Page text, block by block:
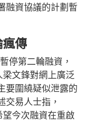
融資協議的計劃暫
瘋傳
停第二輪融資，
文鋒對網上廣泛
要圍繞疑似泄露的
交易人士指，
今次融資在重啟